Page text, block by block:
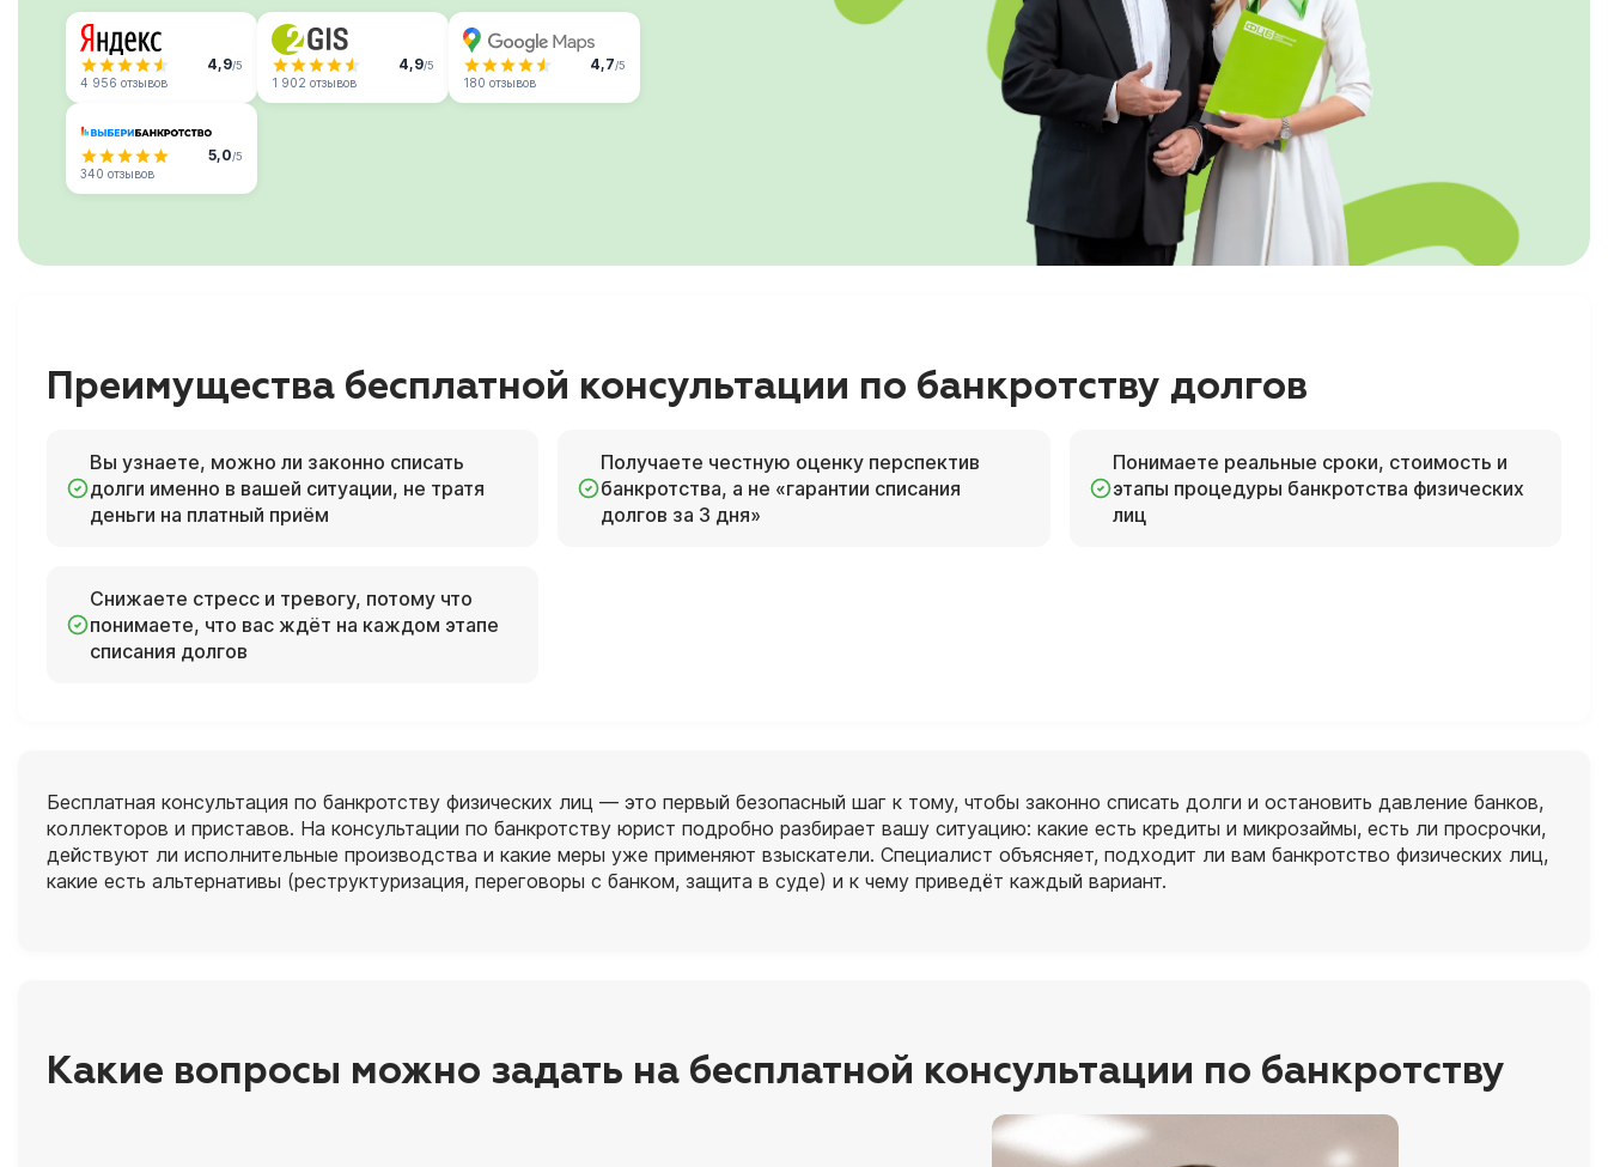
4,9/5
4 956 отзывов
4,9/5
1 902 отзывов
4,7/5
180 отзывов
5,0/5
340 отзывов
Преимущества бесплатной консультации по банкротству долгов
Вы узнаете, можно ли законно списать
долги именно в вашей ситуации, не тратя
деньги на платный приём
Получаете честную оценку перспектив
банкротства, а не «гарантии списания
долгов за 3 дня»
Понимаете реальные сроки, стоимость и
этапы процедуры банкротства физических
лиц
Снижаете стресс и тревогу, потому что
понимаете, что вас ждёт на каждом этапе
списания долгов
Бесплатная консультация по банкротству физических лиц — это первый безопасный шаг к тому, чтобы законно списать долги и остановить давление банков,
коллекторов и приставов. На консультации по банкротству юрист подробно разбирает вашу ситуацию: какие есть кредиты и микрозаймы, есть ли просрочки,
действуют ли исполнительные производства и какие меры уже применяют взыскатели. Специалист объясняет, подходит ли вам банкротство физических лиц,
какие есть альтернативы (реструктуризация, переговоры с банком, защита в суде) и к чему приведёт каждый вариант.
Какие вопросы можно задать на бесплатной консультации по банкротству